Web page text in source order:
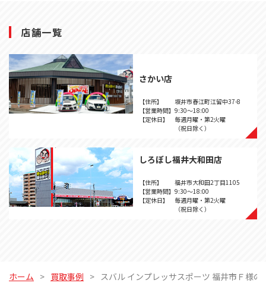
店舗一覧
さかい店
【住所】
坂井市春江町江留中37-8
【営業時間】 9:30～18:00
【定休日】
毎週月曜・第2火曜
（祝日除く）
しろぼし福井大和田店
【住所】
福井市大和田2丁目1105
【営業時間】 9:30～18:00
【定休日】
毎週月曜・第2火曜
（祝日除く）
ホーム 買取事例 スバル インプレッサスポーツ 福井市Ｆ様